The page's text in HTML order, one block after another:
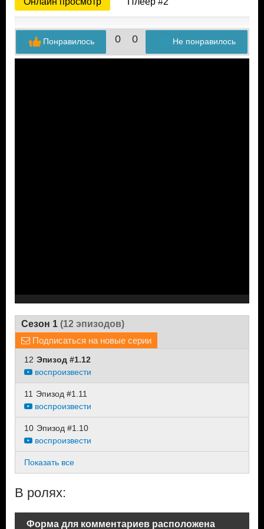
0 0 Не понравилось
Понравилось
Сезон 1 (12 эпизодов)
Подписаться на новые серии
12 Эпизод #1.12
воспроизвести
11 Эпизод #1.11
воспроизвести
10 Эпизод #1.10
воспроизвести
Показать все
В ролях:
Форма для комментариев расположена